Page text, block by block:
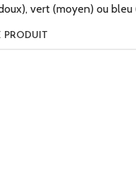
vert (moyen) ou
PRODUIT